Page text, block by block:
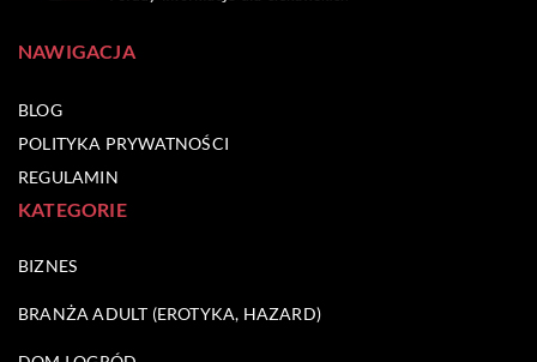
NAWIGACJA
BLOG
POLITYKA PRYWATNOŚCI
REGULAMIN
KATEGORIE
BIZNES
BRANŻA ADULT (EROTYKA, HAZARD)